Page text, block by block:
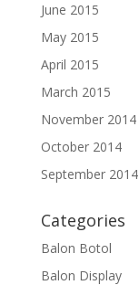
June 2015
May 2015
April 2015
March 2015
November 2014
October 2014
September 2014
Categories
Balon Botol
Balon Display